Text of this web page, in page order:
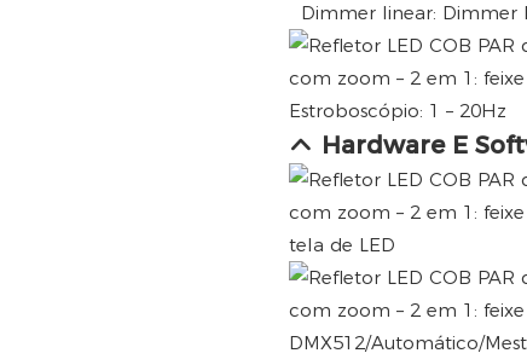
Dimmer linear: Dimmer
Estroboscópio: 1 – 20Hz
Hardware E
tela de LED
DMX512/Automático/